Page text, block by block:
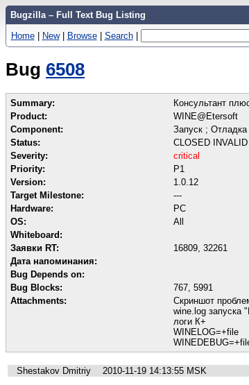
Bugzilla – Full Text Bug Listing
Home | New | Browse | Search |
Bug 6508
Summary:
Консультант
Product:
WINE@Etersoft
Component:
Запуск ;
Status:
CLOSED INVALID
Severity:
critical
Priority:
P1
Version:
1.0.12
Target Milestone:
---
Hardware:
PC
OS:
All
Whiteboard:
Заявки RT:
16809, 32261
Дата напоминания:
Bug Depends on:
Bug Blocks:
767 5991
Attachments:
Скриншот
wine.log запуска
логи К+
WINELOG=+file
Shestakov Dmitriy
2010-11-19 14:13:55 MSK